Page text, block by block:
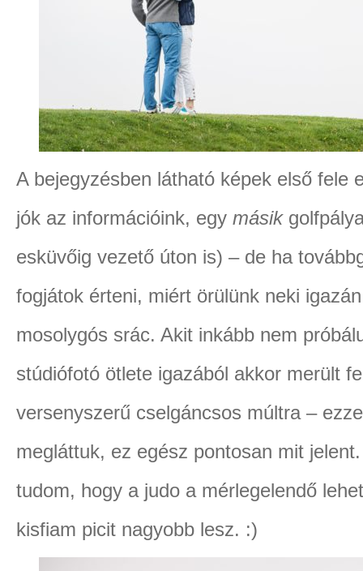
A bejegyzésben látható képek első fele
jók az információink, egy másik
esküvőig vezető úton is) – de ha
fogjátok érteni, miért örülünk neki
mosolygós srác. Akit inkább nem
stúdiófotó ötlete igazából akkor merült
versenyszerű cselgáncsos múltra –
megláttuk, ez egész pontosan mit
tudom, hogy a judo a mérlegelendő
kisfiam picit nagyobb lesz. :)